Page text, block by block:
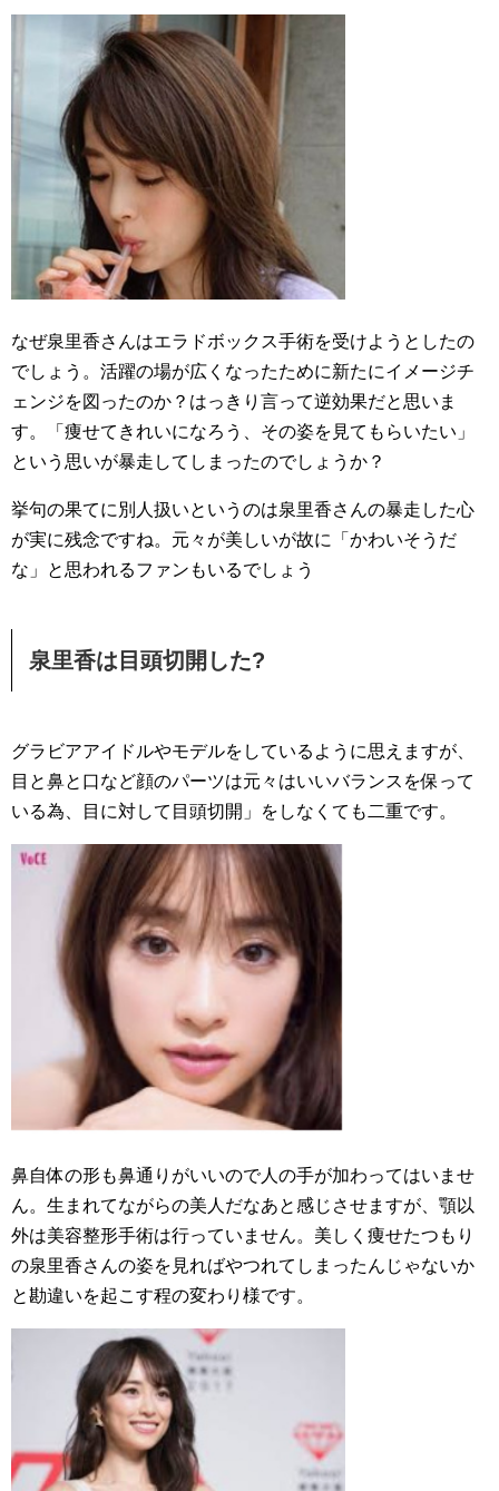
なぜ泉里香さんはエラドボックス手術を受けようとしたの
でしょう。活躍の場が広くなったために新たにイメージチ
ェンジを図ったのか？はっきり言って逆効果だと思いま
す。「痩せてきれいになろう、その姿を見てもらいたい」
という思いが暴走してしまったのでしょうか？
挙句の果てに別人扱いというのは泉里香さんの暴走した心
が実に残念ですね。元々が美しいが故に「かわいそうだ
な」と思われるファンもいるでしょう
泉里香は目頭切開した?
グラビアアイドルやモデルをしているように思えますが、
目と鼻と口など顔のパーツは元々はいいバランスを保って
いる為、目に対して目頭切開」をしなくても二重です。
鼻自体の形も鼻通りがいいので人の手が加わってはいませ
ん。生まれてながらの美人だなあと感じさせますが、顎以
外は美容整形手術は行っていません。美しく痩せたつもり
の泉里香さんの姿を見ればやつれてしまったんじゃないか
と勘違いを起こす程の変わり様です。